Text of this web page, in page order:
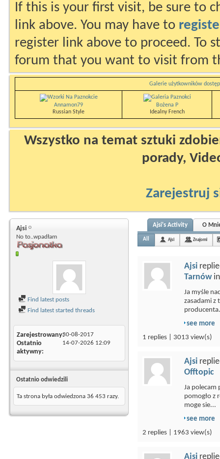
If this is your first visit, be sure to
link above. You may have to
register link above to proceed. To
forum that you want to visit from
Galerie użytkowników
Annamon79
Russian Style
Bożena P
Idealny French
Wszystko na temat sztuki
porady,
Zarejestruj
Ajsi
No to..wpadłam
Find latest posts
Find latest started threads
Zarejestrowany30-08-2017
Ostatnio
aktywny
14-07-2026 12:09
Ostatnio odwiedzili
Ta strona była odwiedzona 36 453 razy.
Ajsi's Activity O
All Ajsi Znajomi
Ajsi
Tarnów
Ja myśle
zasadami z
see more
1 replies | 3013 view(s)
Ajsi
Offtopic
Ja polecam
pomogło z
moge sie...
see more
2 replies | 1963 view(s)
Ajsi